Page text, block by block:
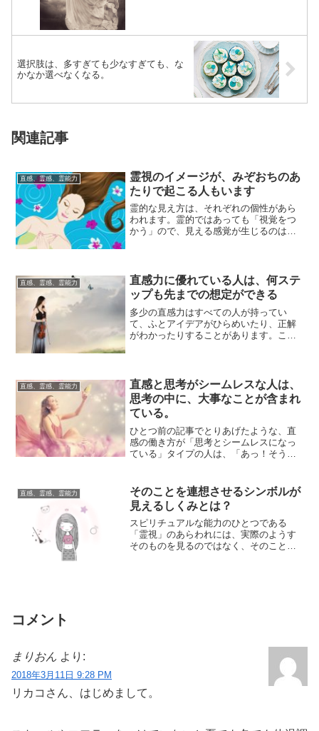
選択肢は、多すぎても少なすぎても、な
かなか選べなくなる。
関連記事
直感、霊感、霊能力
霊視のイメージが、みぞおちのあ
たりで起こる人もいます
霊的な見え方は、それぞれの個性があら
われます。霊的ではあっても「視覚をつ
かう」ので、見える感覚が生じるのは
直感、霊感、霊能力
直感力に優れている人は、何ステ
ップも先までの想定ができる
多少の直感力はすべての人が持ってい
て、ふとアイデアがひらめいたり、正解
がわかったりすることがあります。こう
直感、霊感、霊能力
直感と思考がシームレスな人は、
思考の中に、大事なことが含まれ
ている。
ひとつ前の記事でとりあげたような、直
感の働き方が「思考とシームレスになっ
ている」タイプの人は、「あっ！そう
直感、霊感、霊能力
そのことを連想させるシンボルが
見えるしくみとは？
スピリチュアルな能力のひとつである
「霊視」のあらわれには、実際のようす
そのものを見るのではなく、そのことを
コメント
まりおん より:
2018年3月11日 9:28 PM
リカコさん、はじめまして。